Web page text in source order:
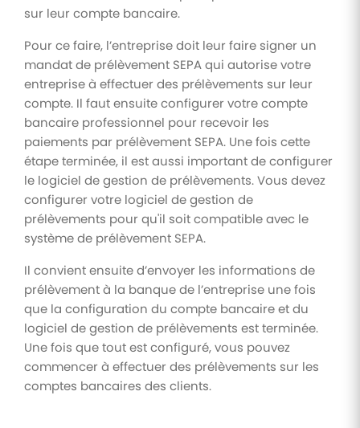
sur leur compte bancaire.
Pour ce faire, l’entreprise doit leur faire signer un
mandat de prélèvement SEPA qui autorise votre
entreprise à effectuer des prélèvements sur leur
compte. Il faut ensuite configurer votre compte
bancaire professionnel pour recevoir les
paiements par prélèvement SEPA. Une fois cette
étape terminée, il est aussi important de configurer
le logiciel de gestion de prélèvements. Vous devez
configurer votre logiciel de gestion de
prélèvements pour qu'il soit compatible avec le
système de prélèvement SEPA.
Il convient ensuite d’envoyer les informations de
prélèvement à la banque de l’entreprise une fois
que la configuration du compte bancaire et du
logiciel de gestion de prélèvements est terminée.
Une fois que tout est configuré, vous pouvez
commencer à effectuer des prélèvements sur les
comptes bancaires des clients.